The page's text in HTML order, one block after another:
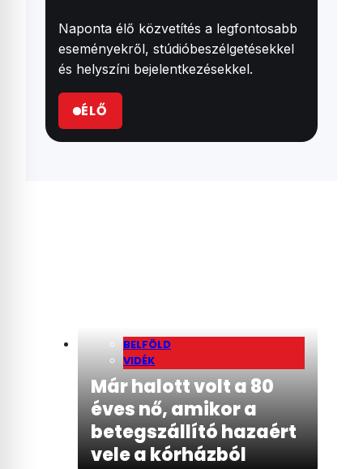
Naponta élő közvetítés a legfontosabb
eseményekről, stúdióbeszélgetésekkel
és helyszíni bejelentkezésekkel.
ÉLŐ
BELFÖLD
VIDÉK
Már halott volt a 80
éves nő, amikor a
betegszállító hazaért
vele a kórházból